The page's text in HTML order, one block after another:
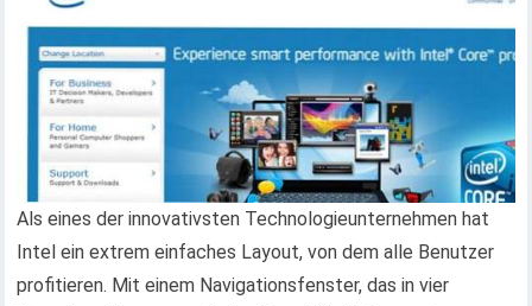
Als eines der innovativsten Technologieunternehmen hat
Intel ein extrem einfaches Layout, von dem alle Benutzer
profitieren. Mit einem Navigationsfenster, das in vier